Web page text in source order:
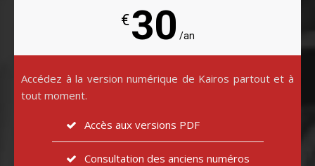
€30 /an
Accédez à la version numérique de Kairos partout et à
tout moment.
Accès aux versions PDF
Consultation des anciens numéros